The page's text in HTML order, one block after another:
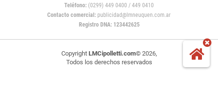
Teléfono: (0299) 449 0400 / 449 0410
Contacto comercial: publicidad@lmneuquen.com.ar
Registro DNA: 123442625
Copyright LMCipolletti.com© 2026,
Todos los derechos reservados